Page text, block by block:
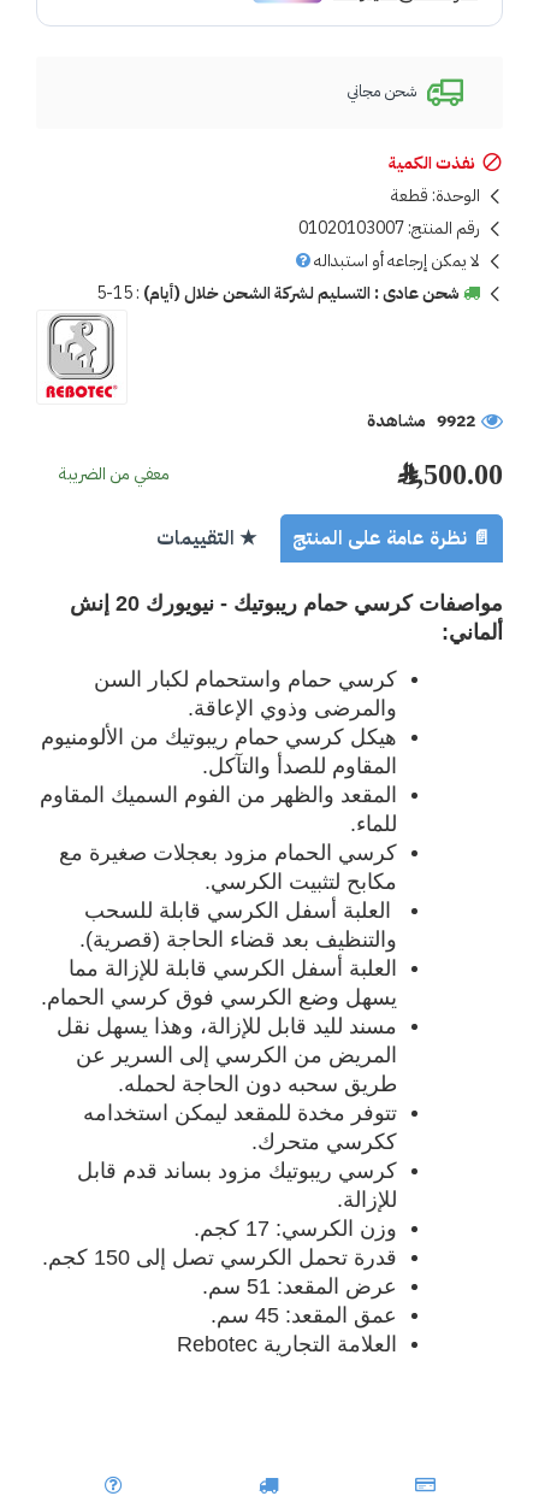
نفذت الكمية
الوحدة: قطعة
رقم المنتج:01020103007
لا يمكن إرجاعه أو استبداله
شحن عادى : التسليم لشركة الشحن خلال (أيام) :
5-15
9922 مشاهدة
3,500.00 ﷼ معفي من الضريبة
شحن مجاني
📄 نظرة عامة على المنتج ★ التقييمات
مواصفات كرسي حمام ريبوتيك - نيويورك 20 إنش
ألماني:
كرسي حمام واستحمام لكبار السن
والمرضى وذوي الإعاقة.
هيكل كرسي حمام ريبوتيك من الألومنيوم
المقاوم للصدأ والتآكل.
المقعد والظهر من الفوم السميك المقاوم
للماء.
كرسي الحمام مزود بعجلات صغيرة مع
مكابح لتثبيت الكرسي.
العلبة أسفل الكرسي قابلة للسحب
والتنظيف بعد قضاء الحاجة (قصرية).
العلبة أسفل الكرسي قابلة للإزالة مما
يسهل وضع الكرسي فوق كرسي الحمام.
مسند لليد قابل للإزالة، وهذا يسهل نقل
المريض من الكرسي إلى السرير عن
طريق سحبه دون الحاجة لحمله.
تتوفر مخدة للمقعد ليمكن استخدامه
ككرسي متحرك.
كرسي ريبوتيك مزود بساند قدم قابل
للإزالة.
وزن الكرسي: 17 كجم.
قدرة تحمل الكرسي تصل إلى 150 كجم.
عرض المقعد: 51 سم.
عمق المقعد: 45 سم.
العلامة التجارية Rebotec